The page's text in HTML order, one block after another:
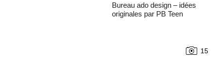
Bureau ado design – idées
originales par PB Teen
15